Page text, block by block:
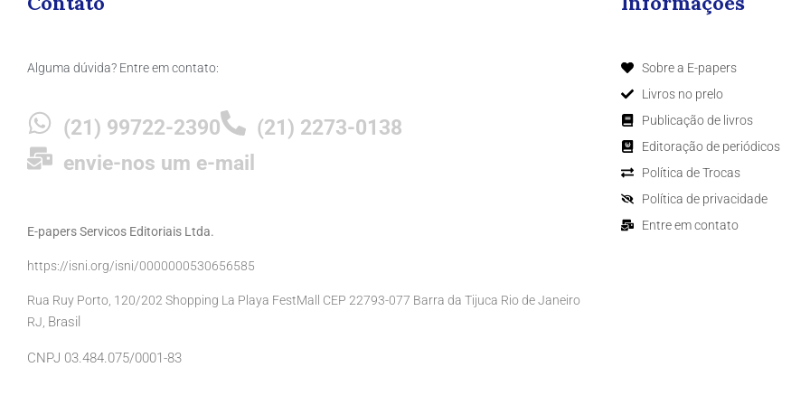
Alguma dúvida? Entre em contato:
(21) 99722-2390
(21) 2273-0138
envie-nos um e-mail
E-papers Servicos Editoriais Ltda.
https://isni.org/isni/0000000530656585
Rua Ruy Porto, 120/202 Shopping La Playa FestMall CEP 22793-077 Barra da Tijuca Rio de Janeiro
RJ, Brasil
CNPJ 03.484.075/0001-83
Sobre a E-papers
Livros no prelo
Publicação de livros
Editoração de periódicos
Política de Trocas
Política de privacidade
Entre em contato